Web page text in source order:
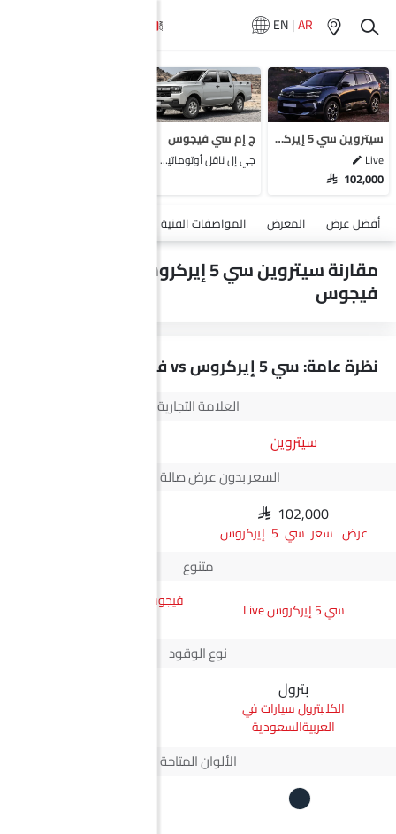
EN|AR
سيتروين سي 5 إيركروس
Live
SAR 102,000
ج إم سي فيجوس
جي إل ناقل أوتوماتيكي دفع ثنائي يورو 4
أفضل عرض المعرض المواصفات الفنية
فيجوس
نظرة عامة: سي 5 إيركروس vs فيجوس
العلامة التجارية
سيتروين
السعر بدون عرض صالة العرض*
SAR 102,000
سعر سي 5 إيركروس
متنوع
سي 5 إيركروس Live
فيجوس جي إل ناقل أوتوماتيكي
نوع الوقود
بترول
بترول سيارات في
العربيةالسعودية
الألوان المتاحة